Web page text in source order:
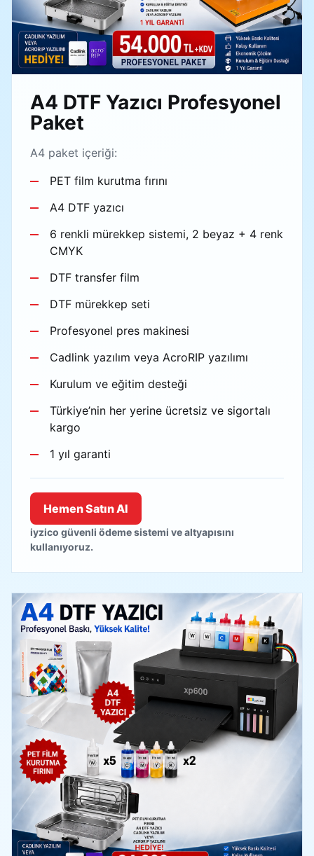
A4 DTF Yazıcı Profesyonel
Paket
A4 paket içeriği:
PET film kurutma fırını
A4 DTF yazıcı
6 renkli mürekkep sistemi, 2 beyaz + 4 renk
CMYK
DTF transfer film
DTF mürekkep seti
Profesyonel pres makinesi
Cadlink yazılım veya AcroRIP yazılımı
Kurulum ve eğitim desteği
Türkiye’nin her yerine ücretsiz ve sigortalı
kargo
1 yıl garanti
Hemen Satın Al
iyzico güvenli ödeme sistemi ve altyapısını
kullanıyoruz.